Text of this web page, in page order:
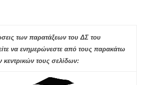
των παρατάξεων του ΔΣ του
να ενημερώνεστε από τους παρακάτω
τους σελίδων: